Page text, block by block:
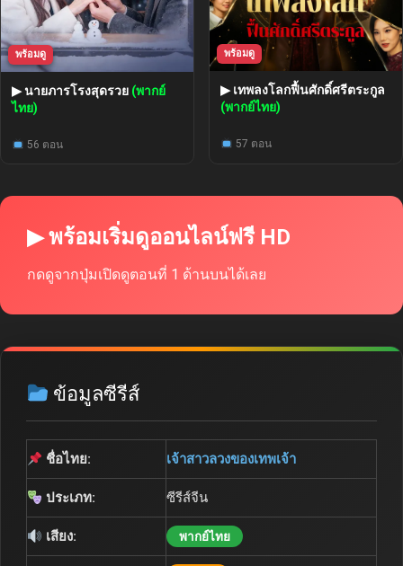
พร้อมดู
▶ นายภารโรงสุดรวย (พากย์
ไทย)
56 ตอน
พร้อมดู
▶ เทพลงโลกฟื้นศักดิ์ศรีตระกูล
(พากย์ไทย)
57 ตอน
▶ พร้อมเริ่มดูออนไลน์ฟรี HD
กดดูจากปุ่มเปิดดูตอนที่ 1 ด้านบนได้เลย
ข้อมูลซีรีส์
ชื่อไทย: เจ้าสาวลวงของเทพเจ้า
ประเภท: ซีรีส์จีน
เสียง: พากย์ไทย